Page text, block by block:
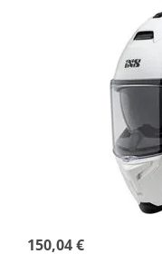
150,04 €